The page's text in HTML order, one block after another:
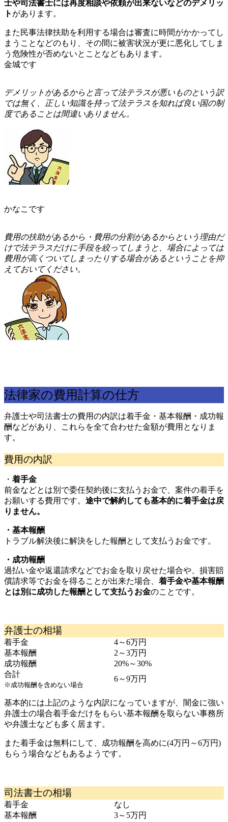
士や司法書士には再度相談や依頼が出来ないなどのデメリッ
ト があります。
また民事法律扶助を利用する場合は審査に時間がかかってし
まうことなどのもり、その間に被害状況が更に悪化してしま
う危険性が否めないとことなどもあります。
金城です
デメリットがあるからと言って法テラスが悪いものという訳
では無く、正しい知識を持って法テラスを知れば良い国の制
度であることは間違いありません。
かなこです
費用の扶助があるから・費用の分割があるからという理由だ
けで法テラスだけに手段を絞ってしまうと、場合によっては
費用が高くついてしまったりする場合があるということを抑
えておいてください。
法律家の費用計算の仕方
弁護士や司法書士の費用の内訳は着手金・基本報酬・成功報
酬などがあり、これらを全て合わせた金額が費用となりま
す。
費用の内訳
・ 着手金
前金などとは別で委任契約後に支払うお金で、案件の着手を
お願いする費用です。 途中で解約しても基本的に着手金は戻
りません。
・基本報酬
トラブル解決後に解決をした報酬として支払うお金です。
・成功報酬
過払い金や返還請求などでお金を取り戻せた場合や、損害賠
償請求等でお金を得ることが出来た場合、 着手金や基本報酬
とは別に成功した報酬として支払うお金のことです。
弁護士の相場
着手金
4～6万円
基本報酬
2～3万円
成功報酬
20%～30%
合計
※成功報酬を含めない場合
6～9万円
基本的には上記のような内訳になっていますが、闇金に強い
弁護士の場合着手金だけをもらい基本報酬を取らない事務所
や弁護士なども多く居ます。
また着手金は無料にして、成功報酬を高めに(4万円～6万円)
もらう場合などもあるようです。
司法書士の相場
着手金
なし
基本報酬
3～5万円